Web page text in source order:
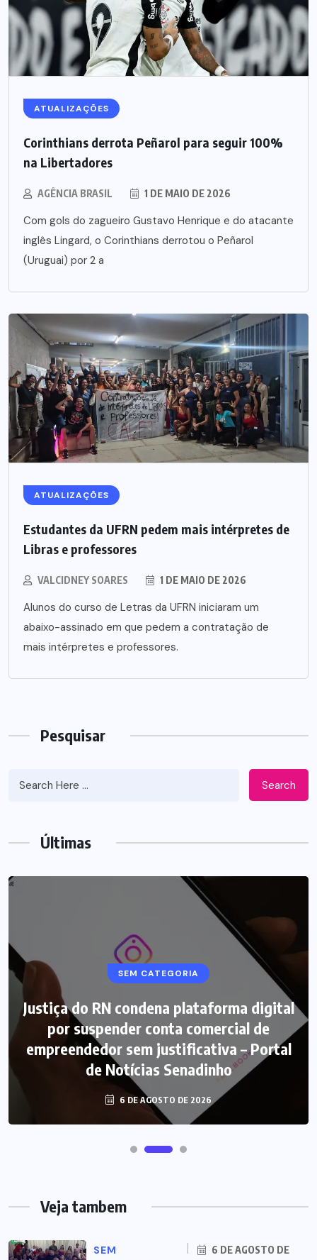
ATUALIZAÇÕES
Corinthians derrota Peñarol para seguir 100%
na Libertadores
AGÊNCIA BRASIL 1 DE MAIO DE 2026
Com gols do zagueiro Gustavo Henrique e do atacante
inglês Lingard, o Corinthians derrotou o Peñarol
(Uruguai) por 2 a
ATUALIZAÇÕES
Estudantes da UFRN pedem mais intérpretes de
Libras e professores
VALCIDNEY SOARES 1 DE MAIO DE 2026
Alunos do curso de Letras da UFRN iniciaram um
abaixo-assinado em que pedem a contratação de
mais intérpretes e professores.
Pesquisar
Search
Últimas
SEM CATEGORIA
Justiça do RN condena plataforma digital
por suspender conta comercial de
empreendedor sem justificativa – Portal
de Notícias Senadinho
6 DE AGOSTO DE 2026
Veja tambem
SEM
6 DE AGOSTO DE